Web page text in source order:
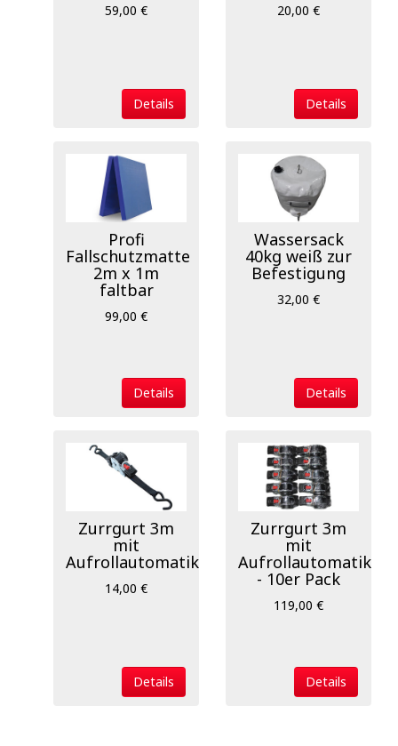
59,00 €
Details
20,00 €
Details
Profi
Fallschutzmatte
2m x 1m
faltbar
99,00 €
Details
Wassersack
40kg weiß zur
Befestigung
32,00 €
Details
Zurrgurt 3m
mit
Aufrollautomatik
14,00 €
Details
Zurrgurt 3m
mit
Aufrollautomatik
- 10er Pack
119,00 €
Details